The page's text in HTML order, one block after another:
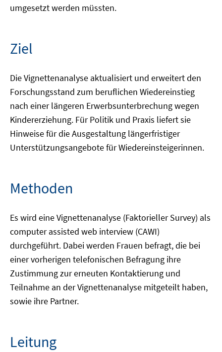
umgesetzt werden müssten.
Ziel
Die Vignettenanalyse aktualisiert und erweitert den
Forschungsstand zum beruflichen Wiedereinstieg
nach einer längeren Erwerbsunterbrechung wegen
Kindererziehung. Für Politik und Praxis liefert sie
Hinweise für die Ausgestaltung längerfristiger
Unterstützungsangebote für Wiedereinsteigerinnen.
Methoden
Es wird eine Vignettenanalyse (Faktorieller Survey) als
computer assisted web interview (CAWI)
durchgeführt. Dabei werden Frauen befragt, die bei
einer vorherigen telefonischen Befragung ihre
Zustimmung zur erneuten Kontaktierung und
Teilnahme an der Vignettenanalyse mitgeteilt haben,
sowie ihre Partner.
Leitung